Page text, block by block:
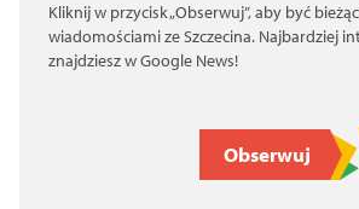
Kliknij w przycisk „Obserwuj”, aby być
wiadomościami ze Szczecina. Najbardziej
znajdziesz w Google News!
Obserwuj